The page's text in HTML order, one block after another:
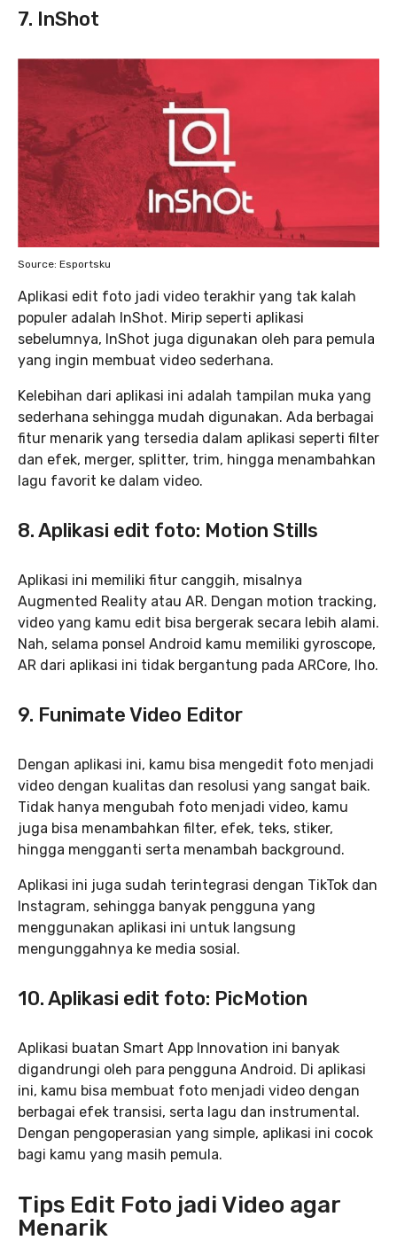
7. InShot
Source: Esportsku
Aplikasi edit foto jadi video terakhir yang tak kalah
populer adalah InShot. Mirip seperti aplikasi
sebelumnya, InShot juga digunakan oleh para pemula
yang ingin membuat video sederhana.
Kelebihan dari aplikasi ini adalah tampilan muka yang
sederhana sehingga mudah digunakan. Ada berbagai
fitur menarik yang tersedia dalam aplikasi seperti filter
dan efek, merger, splitter, trim, hingga menambahkan
lagu favorit ke dalam video.
8. Aplikasi edit foto: Motion Stills
Aplikasi ini memiliki fitur canggih, misalnya
Augmented Reality atau AR. Dengan motion tracking,
video yang kamu edit bisa bergerak secara lebih alami.
Nah, selama ponsel Android kamu memiliki gyroscope,
AR dari aplikasi ini tidak bergantung pada ARCore, lho.
9. Funimate Video Editor
Dengan aplikasi ini, kamu bisa mengedit foto menjadi
video dengan kualitas dan resolusi yang sangat baik.
Tidak hanya mengubah foto menjadi video, kamu
juga bisa menambahkan filter, efek, teks, stiker,
hingga mengganti serta menambah background.
Aplikasi ini juga sudah terintegrasi dengan TikTok dan
Instagram, sehingga banyak pengguna yang
menggunakan aplikasi ini untuk langsung
mengunggahnya ke media sosial.
10. Aplikasi edit foto: PicMotion
Aplikasi buatan Smart App Innovation ini banyak
digandrungi oleh para pengguna Android. Di aplikasi
ini, kamu bisa membuat foto menjadi video dengan
berbagai efek transisi, serta lagu dan instrumental.
Dengan pengoperasian yang simple, aplikasi ini cocok
bagi kamu yang masih pemula.
Tips Edit Foto jadi Video agar
Menarik